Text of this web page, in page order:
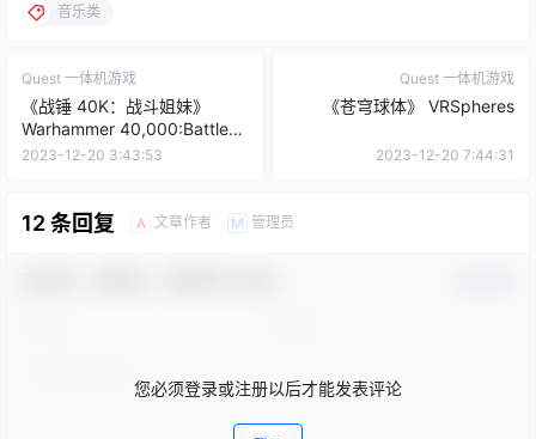
音乐类
Quest 一体机游戏
《战锤 40K：战斗姐妹》
Warhammer 40,000:Battle
Sister
2023-12-20 3:43:53
Quest 一体机游戏
《苍穹球体》 VRSpheres
2023-12-20 7:44:31
12 条回复 A 文章作者 M 管理员
您必须登录或注册以后才能发表评论